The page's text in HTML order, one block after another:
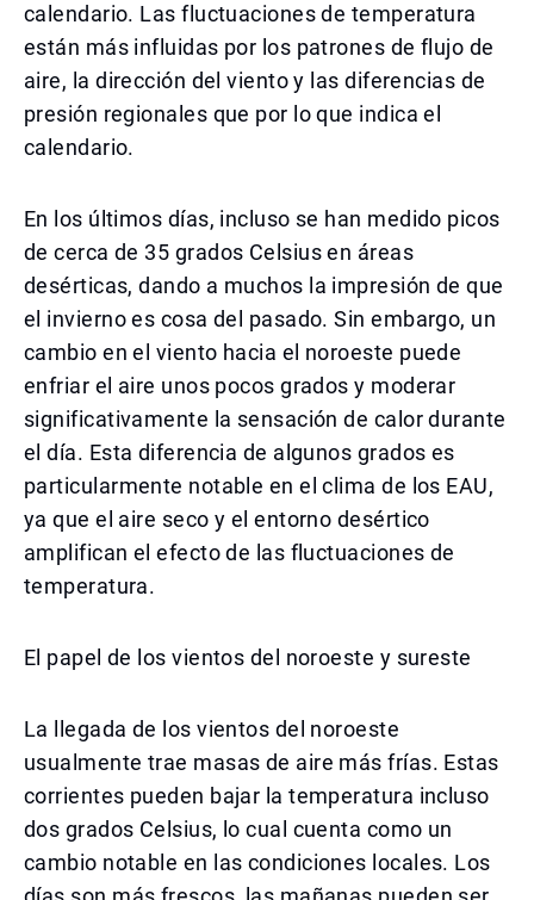
calendario. Las fluctuaciones de temperatura
están más influidas por los patrones de flujo de
aire, la dirección del viento y las diferencias de
presión regionales que por lo que indica el
calendario.
En los últimos días, incluso se han medido picos
de cerca de 35 grados Celsius en áreas
desérticas, dando a muchos la impresión de que
el invierno es cosa del pasado. Sin embargo, un
cambio en el viento hacia el noroeste puede
enfriar el aire unos pocos grados y moderar
significativamente la sensación de calor durante
el día. Esta diferencia de algunos grados es
particularmente notable en el clima de los EAU,
ya que el aire seco y el entorno desértico
amplifican el efecto de las fluctuaciones de
temperatura.
El papel de los vientos del noroeste y sureste
La llegada de los vientos del noroeste
usualmente trae masas de aire más frías. Estas
corrientes pueden bajar la temperatura incluso
dos grados Celsius, lo cual cuenta como un
cambio notable en las condiciones locales. Los